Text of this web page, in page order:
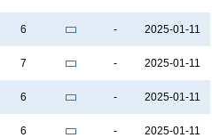
6 - 2025-01-11
7 - 2025-01-11
6 - 2025-01-11
6 - 2025-01-11